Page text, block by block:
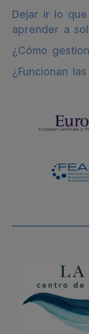
Dejar ir lo
aprender a
¿Cómo
¿Funcionan